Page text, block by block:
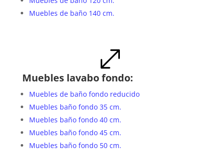
Muebles de baño 140 cm.
.
Muebles lavabo fondo:
Muebles de baño fondo reducido
Muebles baño fondo 35 cm.
Muebles baño fondo 40 cm.
Muebles baño fondo 45 cm.
Muebles baño fondo 50 cm.